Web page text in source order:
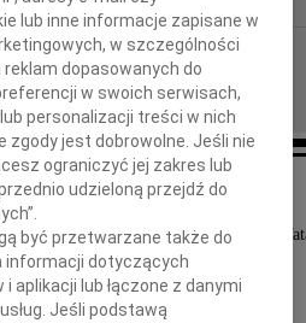
cała Polska
Z głębokim smutkiem zawiadamiamy,
kwietnia 2025 r. odszedł nasz ukochany
lub inne informacje zapisane w
w szczególności
dopasowanych do
w swoich serwisach,
personalizacji treści w nich
zgody jest dobrowolne. Jeśli nie
ograniczyć jej zakres lub
udzieloną przejdź do
być przetwarzane także do
informacji dotyczących
aplikacji lub łączone z danymi
Jeśli podstawą